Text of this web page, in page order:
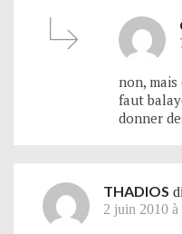
non, mais
faut
donner
THADIOS
2 juin 2010 à